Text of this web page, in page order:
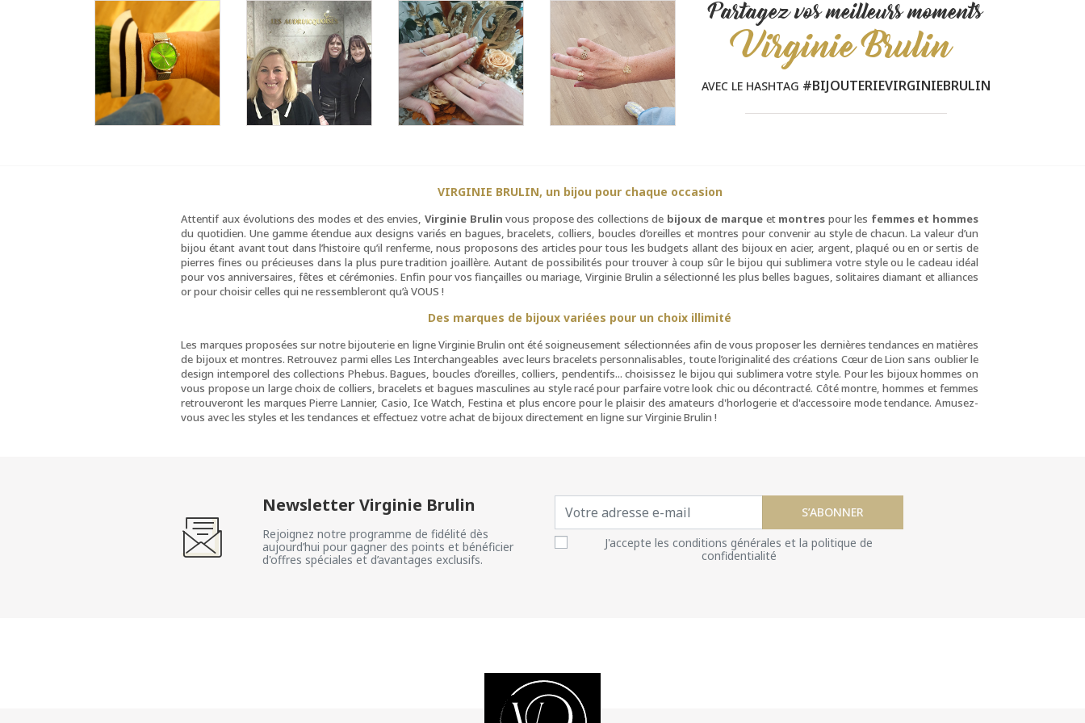
Partagez vos meilleurs moments
Virginie Brulin
AVEC LE HASHTAG #BIJOUTERIEVIRGINIEBRULIN
VIRGINIE BRULIN, un bijou pour chaque occasion
Attentif aux évolutions des modes et des envies, Virginie Brulin vous propose des collections de bijoux de marque et montres pour les femmes et hommes
du quotidien. Une gamme étendue aux designs variés en bagues, bracelets, colliers, boucles d’oreilles et montres pour convenir au style de chacun. La valeur d’un
bijou étant avant tout dans l’histoire qu’il renferme, nous proposons des articles pour tous les budgets allant des bijoux en acier, argent, plaqué ou en or sertis de
pierres fines ou précieuses dans la plus pure tradition joaillère. Autant de possibilités pour trouver à coup sûr le bijou qui sublimera votre style ou le cadeau idéal
pour vos anniversaires, fêtes et cérémonies. Enfin pour vos fiançailles ou mariage, Virginie Brulin a sélectionné les plus belles bagues, solitaires diamant et alliances
or pour choisir celles qui ne ressembleront qu’à VOUS !
Des marques de bijoux variées pour un choix illimité
Les marques proposées sur notre bijouterie en ligne Virginie Brulin ont été soigneusement sélectionnées afin de vous proposer les dernières tendances en matières
de bijoux et montres. Retrouvez parmi elles Les Interchangeables avec leurs bracelets personnalisables, toute l’originalité des créations Cœur de Lion sans oublier le
design intemporel des collections Phebus. Bagues, boucles d’oreilles, colliers, pendentifs... choisissez le bijou qui sublimera votre style. Pour les bijoux hommes on
vous propose un large choix de colliers, bracelets et bagues masculines au style racé pour parfaire votre look chic ou décontracté. Côté montre, hommes et femmes
retrouveront les marques Pierre Lannier, Casio, Ice Watch, Festina et plus encore pour le plaisir des amateurs d'horlogerie et d'accessoire mode tendance. Amusez-
vous avec les styles et les tendances et effectuez votre achat de bijoux directement en ligne sur Virginie Brulin !
Newsletter Virginie Brulin
Rejoignez notre programme de fidélité dès
aujourd’hui pour gagner des points et bénéficier
d'offres spéciales et d’avantages exclusifs.
S’ABONNER
J'accepte les conditions générales et la politique de
confidentialité